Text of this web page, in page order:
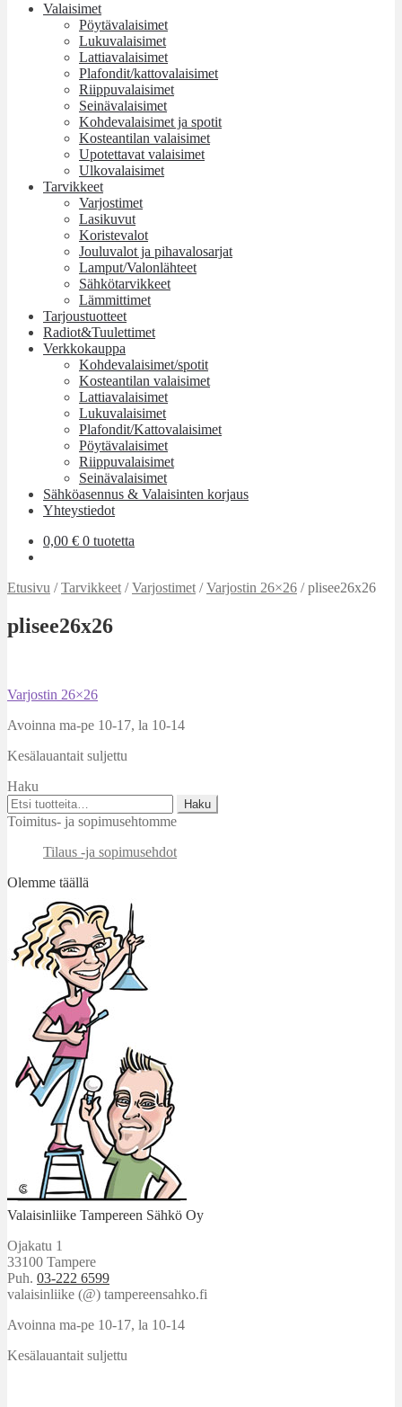
Valaisimet
Pöytävalaisimet
Lukuvalaisimet
Lattiavalaisimet
Plafondit/kattovalaisimet
Riippuvalaisimet
Seinävalaisimet
Kohdevalaisimet ja spotit
Kosteantilan valaisimet
Upotettavat valaisimet
Ulkovalaisimet
Tarvikkeet
Varjostimet
Lasikuvut
Koristevalot
Jouluvalot ja pihavalosarjat
Lamput/Valonlähteet
Sähkötarvikkeet
Lämmittimet
Tarjoustuotteet
Radiot&Tuulettimet
Verkkokauppa
Kohdevalaisimet/spotit
Kosteantilan valaisimet
Lattiavalaisimet
Lukuvalaisimet
Plafondit/Kattovalaisimet
Pöytävalaisimet
Riippuvalaisimet
Seinävalaisimet
Sähköasennus & Valaisinten korjaus
Yhteystiedot
0,00 € 0 tuotetta
Etusivu /Tarvikkeet /Varjostimet /Varjostin 26×26 /plisee26x26
plisee26x26
Artikkelien
selaus
Edellinen
Varjostin 26×26
Avoinna ma-pe 10-17, la 10-14
Kesälauantait suljettu
Haku
Etsi:
Haku
Toimitus- ja sopimusehtomme
Tilaus -ja sopimusehdot
Olemme täällä
Valaisinliike Tampereen Sähkö Oy
Ojakatu 1
33100 Tampere
Puh. 03-222 6599
valaisinliike (@) tampereensahko.fi
Avoinna ma-pe 10-17, la 10-14
Kesälauantait suljettu